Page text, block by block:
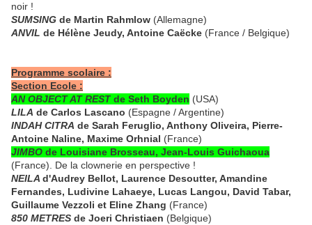
noir !
SUMSING de Martin Rahmlow (Allemagne)
ANVIL de Hélène Jeudy, Antoine Caëcke (France / Belgique)
Programme scolaire :
Section Ecole :
AN OBJECT AT REST de Seth Boyden (USA)
LILA de Carlos Lascano (Espagne / Argentine)
INDAH CITRA de Sarah Feruglio, Anthony Oliveira, Pierre-
Antoine Naline, Maxime Orhnial (France)
JIMBO de Louisiane Brosseau, Jean-Louis Guichaoua
(France). De la clownerie en perspective !
NEILA d'Audrey Bellot, Laurence Desoutter, Amandine
Fernandes, Ludivine Lahaeye, Lucas Langou, David Tabar,
Guillaume Vezzoli et Eline Zhang (France)
850 METRES de Joeri Christiaen (Belgique)